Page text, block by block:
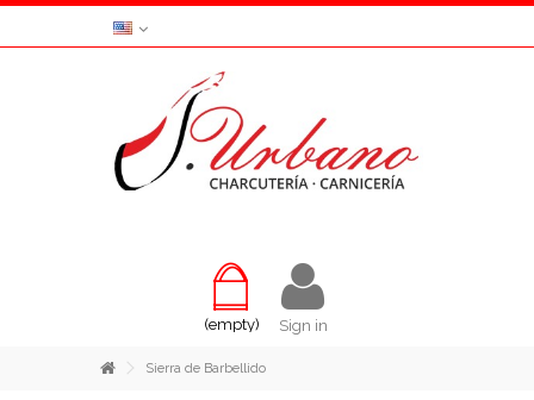
(empty) Sign in
Sierra de Barbellido